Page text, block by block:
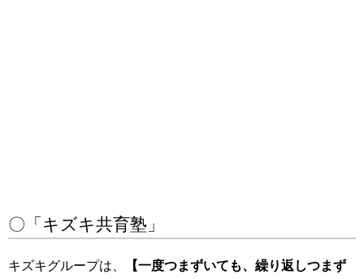
〇「キズキ共育塾」
キズキグループは、
【一度つまずいても、繰り返しつまず